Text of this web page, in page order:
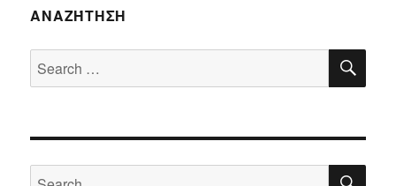
ΑΝΑΖΉΤΗΣΗ
Search
for:
Search